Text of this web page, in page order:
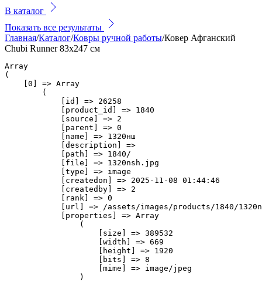
В каталог
Показать все результаты
Главная/Каталог/Ковры ручной работы/Ковер Афганский
Chubi Runner 83x247 см
Array
(
    [0] => Array
        (
            [id] => 26258
            [product_id] => 1840
            [source] => 2
            [parent] => 0
            [name] => 1320нш
            [description] =>
            [path] => 1840/
            [file] => 1320nsh.jpg
            [type] => image
            [createdon] => 2025-11-08 01:44:46
            [createdby] => 2
            [rank] => 0
[url] => /assets/images/products/1840/
            [properties] => Array
                (
                    [size] => 389532
                    [width] => 669
                    [height] => 1920
                    [bits] => 8
                    [mime] => image/jpeg
                )